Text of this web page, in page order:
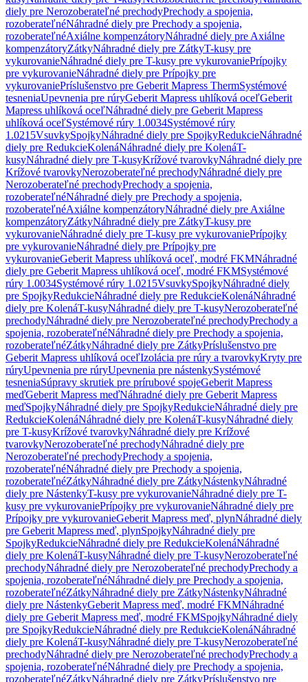
diely pre Nerozoberateľné prechodyPrechody a spojenia,
rozoberateľnéNáhradné diely pre Prechody a spojenia,
rozoberateľnéAxiálne kompenzátoryNáhradné diely pre Axiálne
kompenzátoryZátkyNáhradné diely pre ZátkyT-kusy pre
vykurovanieNáhradné diely pre T-kusy pre vykurovaniePrípojky
pre vykurovanieNáhradné diely pre Prípojky pre
vykurovaniePríslušenstvo pre Geberit Mapress ThermSystémové
tesneniaUpevnenia pre rúryGeberit Mapress uhlíková oceľGeberit
Mapress uhlíková oceľNáhradné diely pre Geberit Mapress
uhlíková oceľSystémové rúry 1.0034Systémové rúry
1.0215VsuvkySpojkyNáhradné diely pre SpojkyRedukcieNáhradné
diely pre RedukcieKolenáNáhradné diely pre KolenáT-
kusyNáhradné diely pre T-kusyKrížové tvarovkyNáhradné diely pre
Krížové tvarovkyNerozoberateľné prechodyNáhradné diely pre
Nerozoberateľné prechodyPrechody a spojenia,
rozoberateľnéNáhradné diely pre Prechody a spojenia,
rozoberateľnéAxiálne kompenzátoryNáhradné diely pre Axiálne
kompenzátoryZátkyNáhradné diely pre ZátkyT-kusy pre
vykurovanieNáhradné diely pre T-kusy pre vykurovaniePrípojky
pre vykurovanieNáhradné diely pre Prípojky pre
vykurovanieGeberit Mapress uhlíková oceľ, modré FKMNáhradné
diely pre Geberit Mapress uhlíková oceľ, modré FKMSystémové
rúry 1.0034Systémové rúry 1.0215VsuvkySpojkyNáhradné diely
pre SpojkyRedukcieNáhradné diely pre RedukcieKolenáNáhradné
diely pre KolenáT-kusyNáhradné diely pre T-kusyNerozoberateľné
prechodyNáhradné diely pre Nerozoberateľné prechodyPrechody a
spojenia, rozoberateľnéNáhradné diely pre Prechody a spojenia,
rozoberateľnéZátkyNáhradné diely pre ZátkyPríslušenstvo pre
Geberit Mapress uhlíková oceľIzolácia pre rúry a tvarovkyKryty pre
rúryUpevnenia pre rúryUpevnenia pre nástenkySystémové
tesneniaSúpravy skrutiek pre prírubové spojeGeberit Mapress
meďGeberit Mapress meďNáhradné diely pre Geberit Mapress
meďSpojkyNáhradné diely pre SpojkyRedukcieNáhradné diely pre
RedukcieKolenáNáhradné diely pre KolenáT-kusyNáhradné diely
pre T-kusyKrížové tvarovkyNáhradné diely pre Krížové
tvarovkyNerozoberateľné prechodyNáhradné diely pre
Nerozoberateľné prechodyPrechody a spojenia,
rozoberateľnéNáhradné diely pre Prechody a spojenia,
rozoberateľnéZátkyNáhradné diely pre ZátkyNástenkyNáhradné
diely pre NástenkyT-kusy pre vykurovanieNáhradné diely pre T-
kusy pre vykurovaniePrípojky pre vykurovanieNáhradné diely pre
Prípojky pre vykurovanieGeberit Mapress meď, plynNáhradné diely
pre Geberit Mapress meď, plynSpojkyNáhradné diely pre
SpojkyRedukcieNáhradné diely pre RedukcieKolenáNáhradné
diely pre KolenáT-kusyNáhradné diely pre T-kusyNerozoberateľné
prechodyNáhradné diely pre Nerozoberateľné prechodyPrechody a
spojenia, rozoberateľnéNáhradné diely pre Prechody a spojenia,
rozoberateľnéZátkyNáhradné diely pre ZátkyNástenkyNáhradné
diely pre NástenkyGeberit Mapress meď, modré FKMNáhradné
diely pre Geberit Mapress meď, modré FKMSpojkyNáhradné diely
pre SpojkyRedukcieNáhradné diely pre RedukcieKolenáNáhradné
diely pre KolenáT-kusyNáhradné diely pre T-kusyNerozoberateľné
prechodyNáhradné diely pre Nerozoberateľné prechodyPrechody a
spojenia, rozoberateľnéNáhradné diely pre Prechody a spojenia,
rozoberateľnéZátkyNáhradné diely pre ZátkyPríslušenstvo pre